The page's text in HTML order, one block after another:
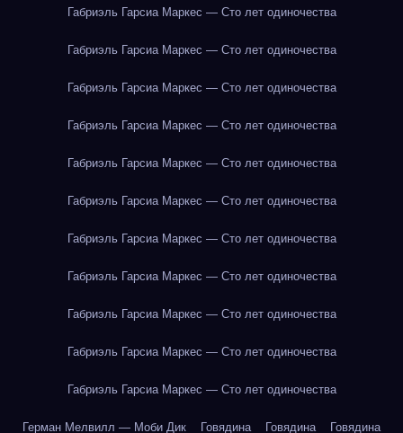
Габриэль Гарсиа Маркес — Сто лет одиночества
Габриэль Гарсиа Маркес — Сто лет одиночества
Габриэль Гарсиа Маркес — Сто лет одиночества
Габриэль Гарсиа Маркес — Сто лет одиночества
Габриэль Гарсиа Маркес — Сто лет одиночества
Габриэль Гарсиа Маркес — Сто лет одиночества
Габриэль Гарсиа Маркес — Сто лет одиночества
Габриэль Гарсиа Маркес — Сто лет одиночества
Габриэль Гарсиа Маркес — Сто лет одиночества
Габриэль Гарсиа Маркес — Сто лет одиночества
Габриэль Гарсиа Маркес — Сто лет одиночества
Герман Мелвилл — Моби Дик Говядина Говядина Говядина